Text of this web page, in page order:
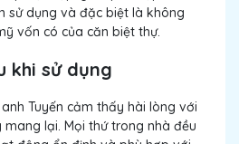
sử dụng và đặc biệt là không
vốn có của căn biệt thự.
khi sử dụng
Tuyến cảm thấy hài lòng với
lại. Mọi thứ trong nhà đều